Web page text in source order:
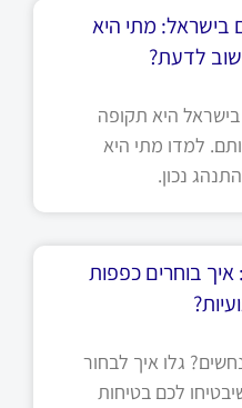
בישראל: מתי היא
לדעת?
היא תקופה
למדו מתי היא
נכון.
בוחרים כפפות
גלו איך לבחור
לכם בטיחות